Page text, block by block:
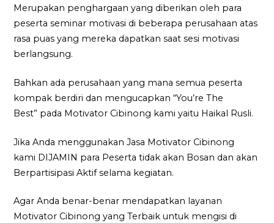
Merupakan penghargaan yang diberikan oleh para
peserta seminar motivasi di beberapa perusahaan atas
rasa puas yang mereka dapatkan saat sesi motivasi
berlangsung.
Bahkan ada perusahaan yang mana semua peserta
kompak berdiri dan mengucapkan “You’re The
Best” pada Motivator Cibinong kami yaitu Haikal Rusli.
Jika Anda menggunakan Jasa Motivator Cibinong
kami DIJAMIN para Peserta tidak akan Bosan dan akan
Berpartisipasi Aktif selama kegiatan.
Agar Anda benar-benar mendapatkan layanan
Motivator Cibinong yang Terbaik untuk mengisi di